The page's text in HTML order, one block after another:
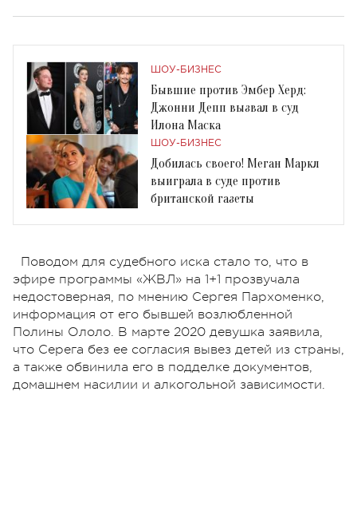
ШОУ-БИЗНЕС
Бывшие против Эмбер Херд:
Джонни Депп вызвал в суд
Илона Маска
ШОУ-БИЗНЕС
Добилась своего! Меган Маркл
выиграла в суде против
британской газеты
Поводом для судебного иска стало то, что в
эфире программы «ЖВЛ» на 1+1 прозвучала
недостоверная, по мнению Сергея Пархоменко,
информация от его бывшей возлюбленной
Полины Ололо. В марте 2020 девушка заявила,
что Серега без ее согласия вывез детей из страны,
а также обвинила его в подделке документов,
домашнем насилии и алкогольной зависимости.